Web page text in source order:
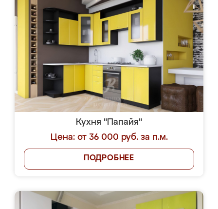
Кухня "Папайя"
Цена: от 36 000 руб. за п.м.
ПОДРОБНЕЕ